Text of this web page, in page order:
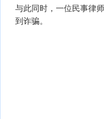
与此同时，一位民事律
到诈骗。